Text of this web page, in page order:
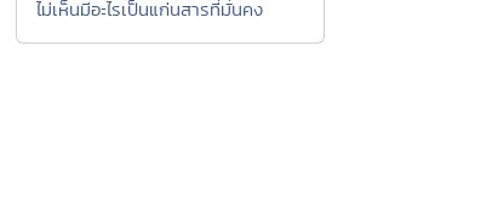
ไม่เห็นมีอะไรเป็นแก่นสารที่มั่นคง